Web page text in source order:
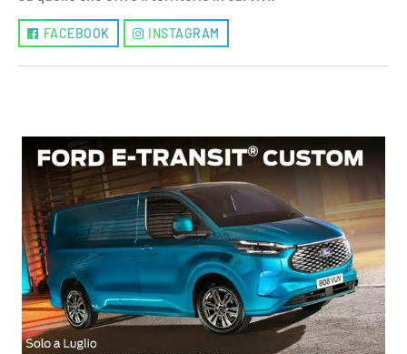
FACEBOOK INSTAGRAM